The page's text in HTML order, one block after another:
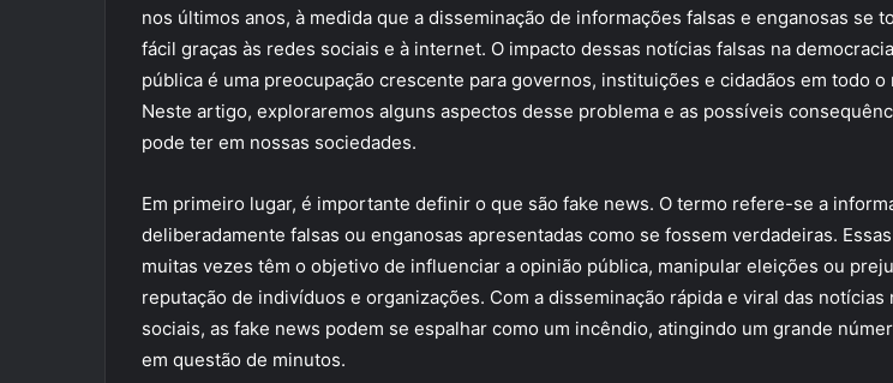
nos últimos anos, à medida que a disseminação de informações falsas e enganosas se
fácil graças às redes sociais e à internet. O impacto dessas notícias falsas na
pública é uma preocupação crescente para governos, instituições e cidadãos em todo o
Neste artigo, exploraremos alguns aspectos desse problema e as possíveis
pode ter em nossas sociedades.
Em primeiro lugar, é importante definir o que são fake news. O termo refere-se a
deliberadamente falsas ou enganosas apresentadas como se fossem verdadeiras.
muitas vezes têm o objetivo de influenciar a opinião pública, manipular eleições ou
reputação de indivíduos e organizações. Com a disseminação rápida e viral das notícias
sociais, as fake news podem se espalhar como um incêndio, atingindo um grande
em questão de minutos.